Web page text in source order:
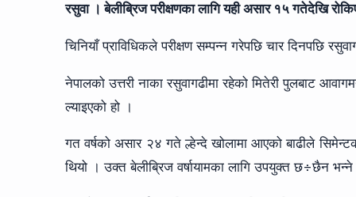
रसुवा । बेलीब्रिज परीक्षणका लागि यही असार १५ गतेदेखि
चिनियाँ प्राविधिकले परीक्षण सम्पन्न गरेपछि चार दिनपछि
नेपालको उत्तरी नाका रसुवागढीमा रहेको मितेरी पुलबाट
ल्याइएको हो ।
गत वर्षको असार २४ गते ल्हेन्दे खोलामा आएको बाढीले
थियो । उक्त बेलीब्रिज वर्षायामका लागि उपयुक्त छ÷छैन भन्ने